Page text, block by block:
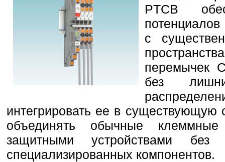
PTCB
потенциалов
с
перемычек
без
интегрировать ее в существующую
объединять обычные
защитными устройствами без
специализированных компонентов.